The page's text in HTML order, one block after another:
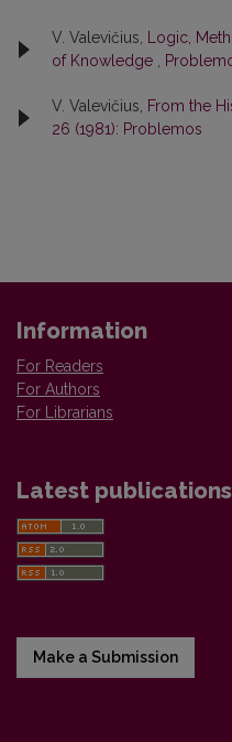
V. Valevičius, Logic,
of Knowledge
V. Valevičius, From the
26 (1981): Problemos
Information
For Readers
For Authors
For Librarians
Latest publications
Make a Submission